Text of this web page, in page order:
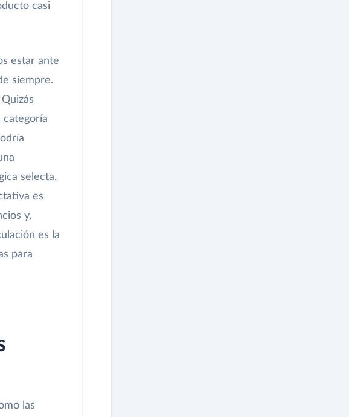
casi
estar ante
siempre.
categoría
selecta,
es
y,
es la
para
las